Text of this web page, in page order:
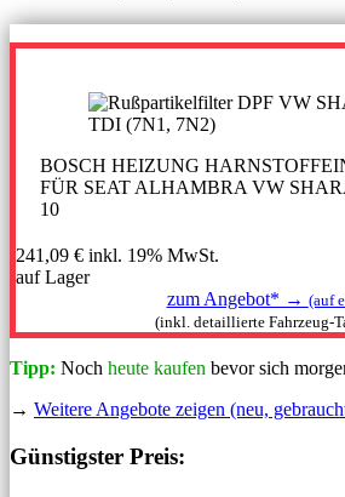
BOSCH HEIZUNG
FÜR SEAT ALHAMBRA VW
10
241,09 € inkl. 19% MwSt.
auf Lager
zum Angebot* → (auf
(inkl. detaillierte Fahrzeug-
Tipp: Noch heute kaufen bevor sich
→ Weitere Angebote zeigen (neu,
Günstigster Preis: